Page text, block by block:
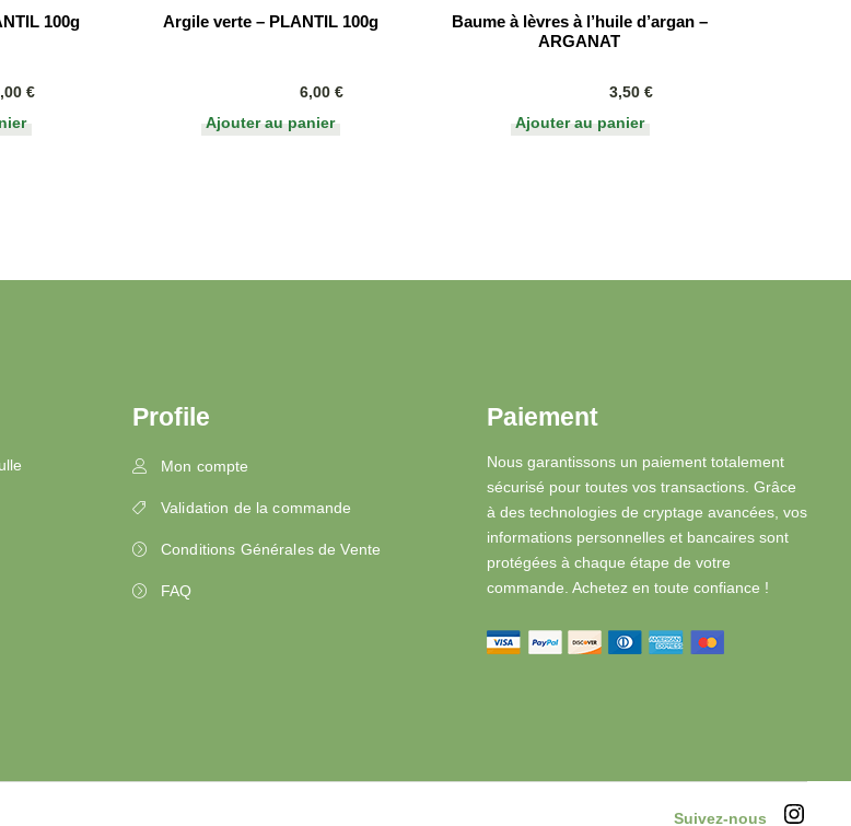
100g
€
Argile verte – PLANTIL 100g
6,00€
Ajouter au panier
Baume à lèvres à l’huile d’argan –
ARGANAT
3,50 €
Ajouter au panier
Profile
Mon compte
Validation de la commande
Conditions Générales de Vente
FAQ
Paiement
Nous garantissons un paiement totalement
sécurisé pour toutes vos transactions. Grâce
à des technologies de cryptage avancées, vos
informations personnelles et bancaires sont
protégées à chaque étape de votre
commande. Achetez en toute confiance !
Suivez-nous